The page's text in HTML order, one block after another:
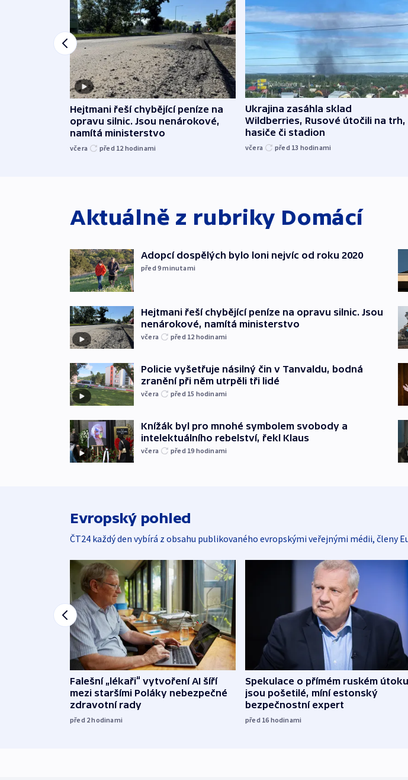
Hejtmani řeší chybějící peníze na
opravu silnic. Jsou nenárokové,
namítá ministerstvo
včera před 12 hodinami
Ukrajina zasáhla sklad
Wildberries, Rusové útočili na trh,
hasiče či stadion
včera před 13 hodinami
Aktuálně z rubriky Domácí
Adopcí dospělých bylo loni nejvíc od roku 2020
před 9minutami
Hejtmani řeší chybějící peníze na opravu silnic. Jsou
nenárokové, namítá ministerstvo
včera před 12 hodinami
Policie vyšetřuje násilný čin v Tanvaldu, bodná
zranění při něm utrpěli tři lidé
včera před 15 hodinami
Knížák byl pro mnohé symbolem svobody a
intelektuálního rebelství, řekl Klaus
včera před 19 hodinami
Evropský pohled
ČT24 každý den vybírá z obsahu publikovaného evropskými veřejnými médii, členy
Falešní „lékaři“ vytvoření AI šíří
mezi staršími Poláky nebezpečné
zdravotní rady
před 2hodinami
Spekulace o přímém ruském útoku
jsou pošetilé, míní estonský
bezpečnostní expert
před 16 hodinami